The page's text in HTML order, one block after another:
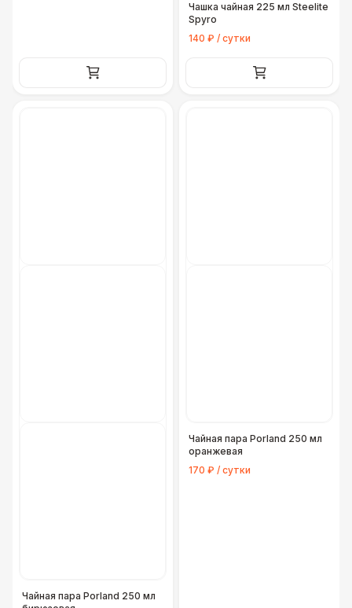
Чашка чайная 225 мл Steelite
Spyro
140 ₽ / сутки
Чайная пара Porland 250 мл
Чайная пара Porland 250 мл
оранжевая
170 ₽ / сутки